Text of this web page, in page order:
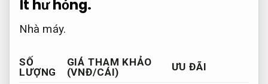
Ít hư hỏng.
Nhà máy.
SỐ
LƯỢNG
GIÁ THAM KHẢO
(VNĐ/CÁI)
ƯU ĐÃI